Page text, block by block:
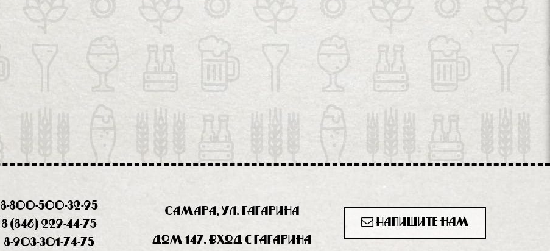
8-800-500-32-95
8 (846) 229-44-75
8-903-301-74-75
Самара, ул. Гагарина
дом 147, вход с Гагарина
Напишите нам